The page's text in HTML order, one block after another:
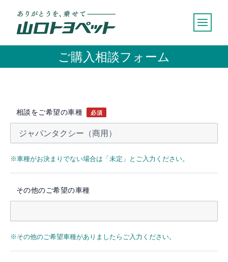
ス
ご購入相談フォーム
相談をご希望の車種 必須
※車種がお決まりでない場合は「未定」とご入力ください。
その他のご希望の車種
※その他のご希望車種がありましたらご入力ください。